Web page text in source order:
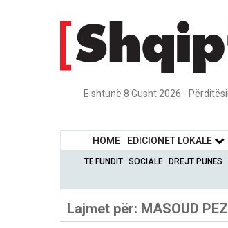
E shtunë 8 Gusht 2026 -
HOME EDICIONET LOKALE
TË FUNDIT SOCIALE DREJT PUNËS
Lajmet për: MASOUD